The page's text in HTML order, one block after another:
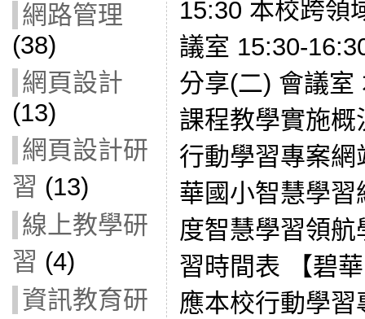
網路管理
(38)
網頁設計
(13)
網頁設計研
習 (13)
線上教學研
習 (4)
資訊教育研
15:30 本校跨領
議室 15:30-
分享(二) 會議室
課程教學實施
行動學習專案
華國小智慧學
度智慧學習領
習時間表 【碧
應本校行動學